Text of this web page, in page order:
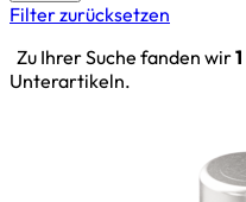
Filter zurücksetzen
Zu Ihrer Suche fanden wir1
Unterartikeln.